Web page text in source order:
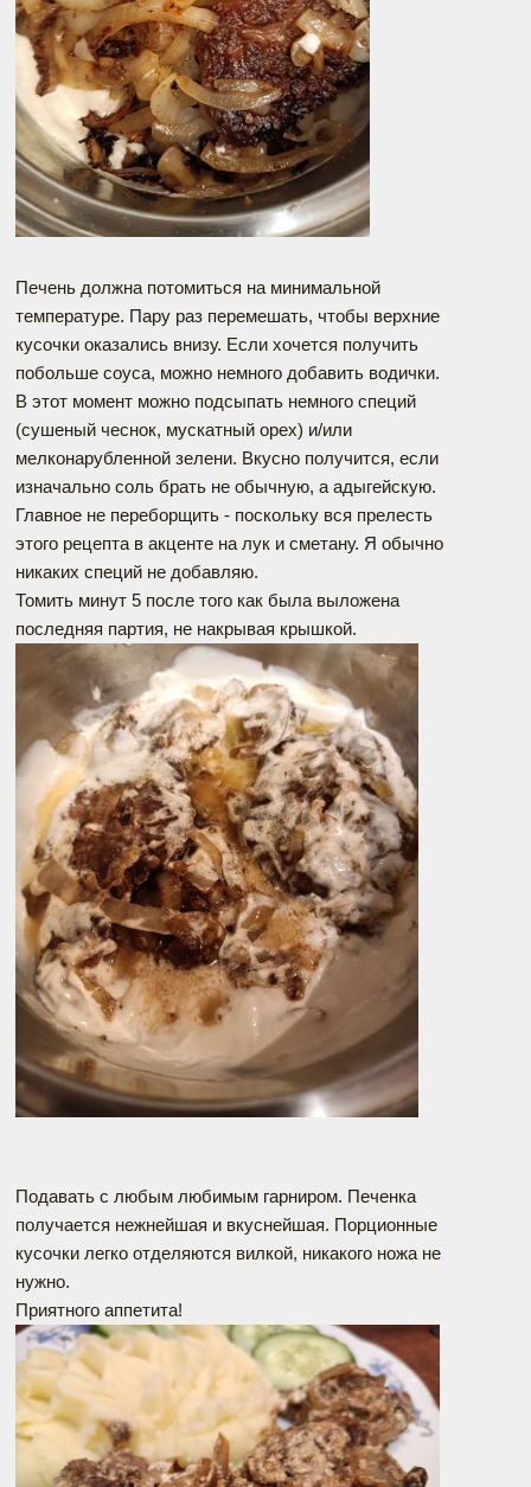
Печень должна потомиться на минимальной
температуре. Пару раз перемешать, чтобы верхние
кусочки оказались внизу. Если хочется получить
побольше соуса, можно немного добавить водички.
В этот момент можно подсыпать немного специй
(сушеный чеснок, мускатный орех) и/или
мелконарубленной зелени. Вкусно получится, если
изначально соль брать не обычную, а адыгейскую.
Главное не переборщить - поскольку вся прелесть
этого рецепта в акценте на лук и сметану. Я обычно
никаких специй не добавляю.
Томить минут 5 после того как была выложена
последняя партия, не накрывая крышкой.
Подавать с любым любимым гарниром. Печенка
получается нежнейшая и вкуснейшая. Порционные
кусочки легко отделяются вилкой, никакого ножа не
нужно.
Приятного аппетита!